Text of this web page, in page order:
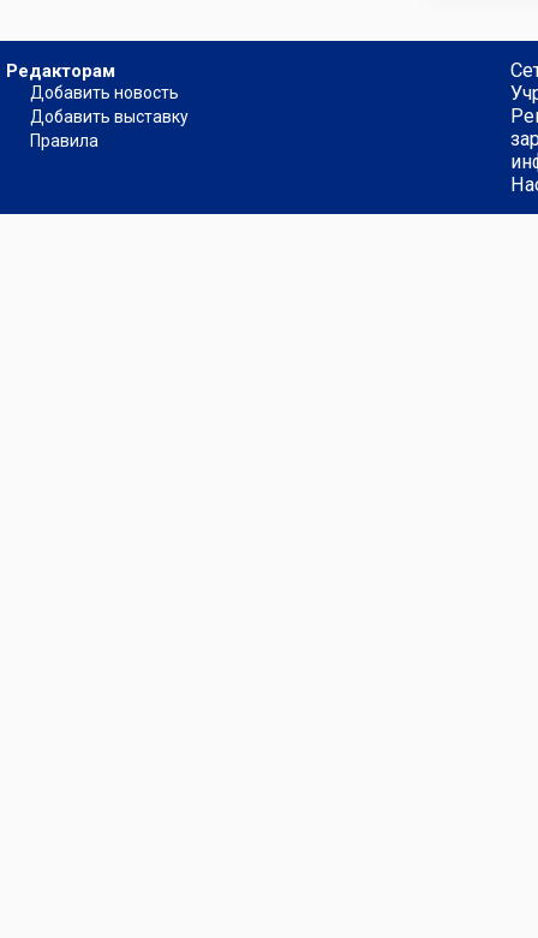
Редакторам
Добавить новость
Добавить выставку
Правила